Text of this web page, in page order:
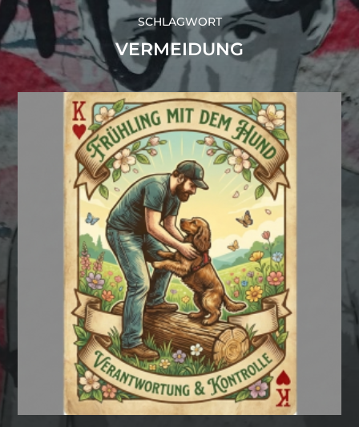
SCHLAGWORT
VERMEIDUNG